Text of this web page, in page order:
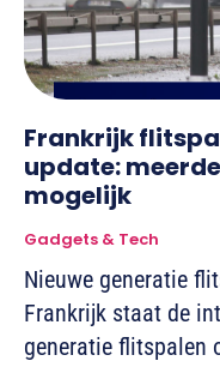
Frankrijk
update:
mogelijk
Gadgets & Tech
Nieuwe generatie
Frankrijk staat de
generatie flitspalen